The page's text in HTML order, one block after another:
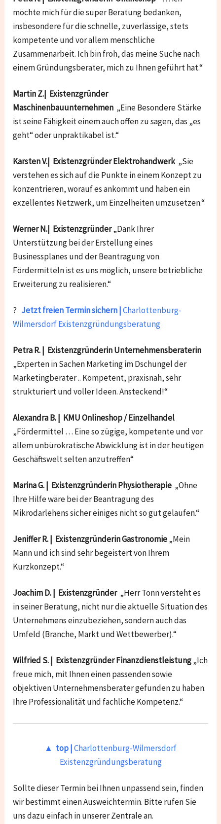
möchte mich für die super Beratung bedanken,
insbesondere für die schnelle, zuverlässige, stets
kompetente und vor allem menschliche
Zusammenarbeit. Ich bin froh, das meine Suche nach
einem Gründungsberater, mich zu Ihnen geführt hat.“
Martin Z.| Existenzgründer
Maschinenbauunternehmen „Eine Besondere Stärke
ist seine Fähigkeit einem auch offen zu sagen, das „es
geht“ oder unpraktikabel ist.“
Karsten V.| Existenzgründer Elektrohandwerk „Sie
verstehen es sich auf die Punkte in einem Konzept zu
konzentrieren, worauf es ankommt und haben ein
exzellentes Netzwerk, um Einzelheiten umzusetzen.“
Werner N.| Existenzgründer„Dank Ihrer
Unterstützung bei der Erstellung eines
Businessplanes und der Beantragung von
Fördermitteln ist es uns möglich, unsere betriebliche
Erweiterung zu realisieren.“
? Jetzt freien Termin sichern |Charlottenburg-
WilmersdorfExistenzgründungsberatung
Petra R. | Existenzgründerin Unternehmensberaterin
„Experten in Sachen Marketing im Dschungel der
Marketingberater .. Kompetent, praxisnah, sehr
strukturiert und voller Ideen. Ansteckend!“
Alexandra B. | KMU Onlineshop / Einzelhandel
„Fördermittel … Eine so zügige, kompetente und vor
allem unbürokratische Abwicklung ist in der heutigen
Geschäftswelt selten anzutreffen“
Marina G. | Existenzgründerin Physiotherapie „Ohne
Ihre Hilfe wäre bei der Beantragung des
Mikrodarlehens sicher einiges nicht so gut gelaufen.“
Jeniffer R. | Existenzgründerin Gastronomie„Mein
Mann und ich sind sehr begeistert von Ihrem
Kurzkonzept.“
Joachim D. | Existenzgründer „Herr Tonn versteht es
in seiner Beratung, nicht nur die aktuelle Situation des
Unternehmens einzubeziehen, sondern auch das
Umfeld (Branche, Markt und Wettbewerber).“
Wilfried S. | Existenzgründer Finanzdienstleistung„Ich
freue mich, mit Ihnen einen passenden sowie
objektiven Unternehmensberater gefunden zu haben.
Ihre Professionalität und fachliche Kompetenz.“
▲ top |Charlottenburg-Wilmersdorf
Existenzgründungsberatung
Sollte dieser Termin bei Ihnen unpassend sein, finden
wir bestimmt einen Ausweichtermin. Bitte rufen Sie
uns dazu einfach in unserer Zentrale an.